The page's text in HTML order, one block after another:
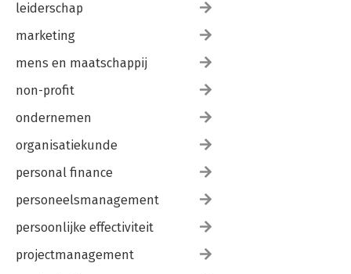
leiderschap
marketing
mens en maatschappij
non-profit
ondernemen
organisatiekunde
personal finance
personeelsmanagement
persoonlijke effectiviteit
projectmanagement